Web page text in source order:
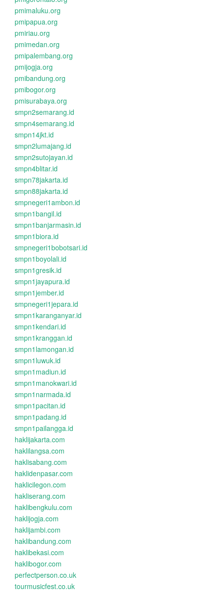
pmimaluku.org
pmipapua.org
pmiriau.org
pmimedan.org
pmipalembang.org
pmijogja.org
pmibandung.org
pmibogor.org
pmisurabaya.org
smpn2semarang.id
smpn4semarang.id
smpn14jkt.id
smpn2lumajang.id
smpn2sutojayan.id
smpn4blitar.id
smpn78jakarta.id
smpn88jakarta.id
smpnegeri1ambon.id
smpn1bangil.id
smpn1banjarmasin.id
smpn1biora.id
smpnegeri1bobotsari.id
smpn1boyolali.id
smpn1gresik.id
smpn1jayapura.id
smpn1jember.id
smpnegeri1jepara.id
smpn1karanganyar.id
smpn1kendari.id
smpn1kranggan.id
smpn1lamongan.id
smpn1luwuk.id
smpn1madiun.id
smpn1manokwari.id
smpn1narmada.id
smpn1pacitan.id
smpn1padang.id
smpn1pailangga.id
haklijakarta.com
haklilangsa.com
haklisabang.com
haklidenpasar.com
haklicilegon.com
hakliserang.com
haklibengkulu.com
haklijogja.com
haklijambi.com
haklibandung.com
haklibekasi.com
haklibogor.com
perfectperson.co.uk
tourmusicfest.co.uk